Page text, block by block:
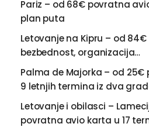
Pariz – od 68€ povratna
plan puta
Letovanje na Kipru – od
bezbednost, organizacija…
Palma de Majorka – od
9 letnjih termina iz dva
Letovanje i obilasci –
povratna avio karta u 17